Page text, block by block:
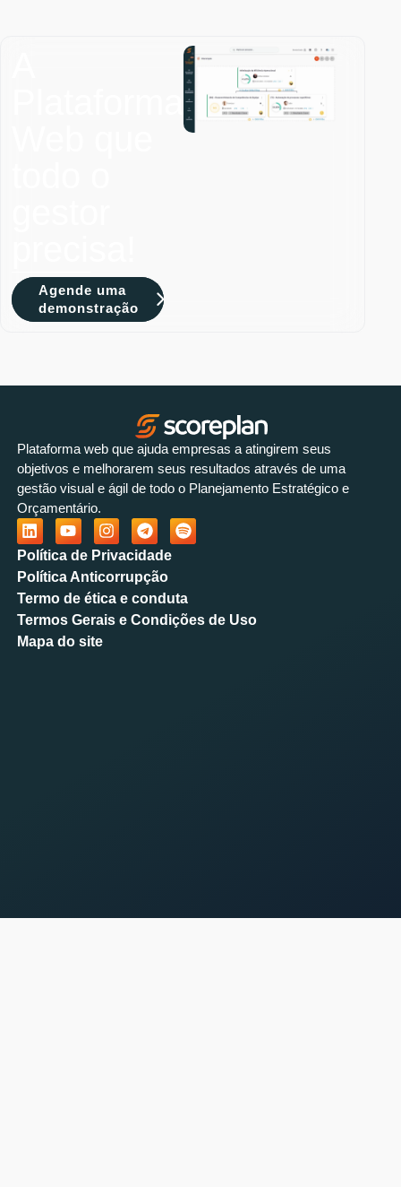
Agende uma
demonstração
Plataforma web que ajuda empresas a atingirem seus
objetivos e melhorarem seus resultados através de uma
gestão visual e ágil de todo o Planejamento Estratégico e
Orçamentário.
Política de Privacidade
Política Anticorrupção
Termo de ética e conduta
Termos Gerais e Condições de Uso
Mapa do site